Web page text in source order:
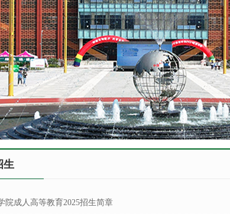
生
院成人高等教育2025招生简章